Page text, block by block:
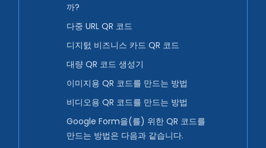
까?
다중 URL QR 코드
디지턼 비즈니스 카드 QR 코드
대량 QR 코드 생성기
이미지용 QR 코드를 만드는 방법
비디오용 QR 코드를 만드는 방법
Google Form을(를) 위한 QR 코드를
만드는 방법은 다음과 같습니다.